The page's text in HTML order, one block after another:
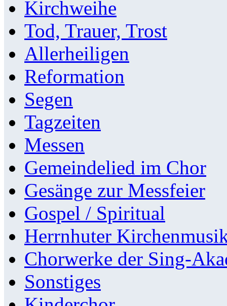
Kirchweihe
Tod, Trauer, Trost
Allerheiligen
Reformation
Segen
Tagzeiten
Messen
Gemeindelied im Chor
Gesänge zur Messfeier
Gospel / Spiritual
Herrnhuter
Chorwerke der Sing-
Sonstiges